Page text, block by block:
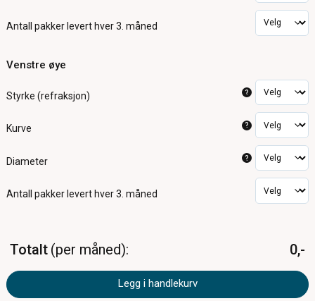
Antall pakker levert hver 3. måned
Venstre øye
Styrke (refraksjon) ?
Kurve ?
Diameter ?
Antall pakker levert hver 3. måned
Totalt per måned 0,-
Legg i handlekurv